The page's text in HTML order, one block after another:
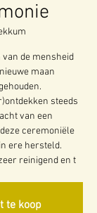
van de mensheid
maan
steeds
van een
ceremoniële
ere hersteld.
reinigend en t
te koop